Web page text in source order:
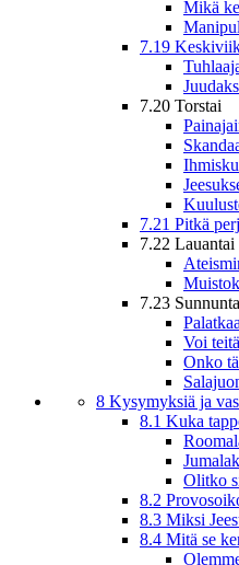
Mikä
7.19
7.20 Torstai
7.21 Pitkä
7.22 Lauantai
7.23
Voi
Onko
8 Kysymyksiä ja
8.1 Kuka
Olitko
8.2
8.3 Miksi
8.4 Mitä se